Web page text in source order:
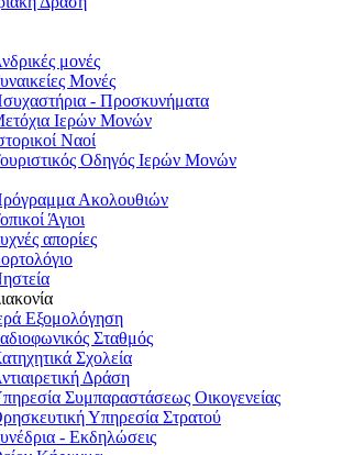
μονές
Μονές
- Προσκυνήματα
Ιερών Μονών
Ναοί
Οδηγός Ιερών Μονών
Ακολουθιών
Άγιοι
απορίες
Εξομολόγηση
Σταθμός
Σχολεία
Δράση
Συμπαραστάσεως Οικογενείας
Υπηρεσία Στρατού
- Εκδηλώσεις